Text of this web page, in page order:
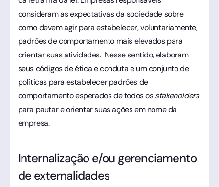
consideram as expectativas da sociedade sobre
como devem agir para estabelecer, voluntariamente,
padrões de comportamento mais elevados para
orientar suas atividades. Nesse sentido, elaboram
seus códigos de ética e conduta e um conjunto de
políticas para estabelecer padrões de
comportamento esperados de todos osstakeholders
para pautar e orientar suas ações em nome da
empresa.
Internalização e/ou gerenciamento
de externalidades